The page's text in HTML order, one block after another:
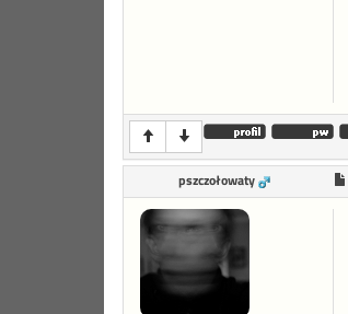
pszczołowaty